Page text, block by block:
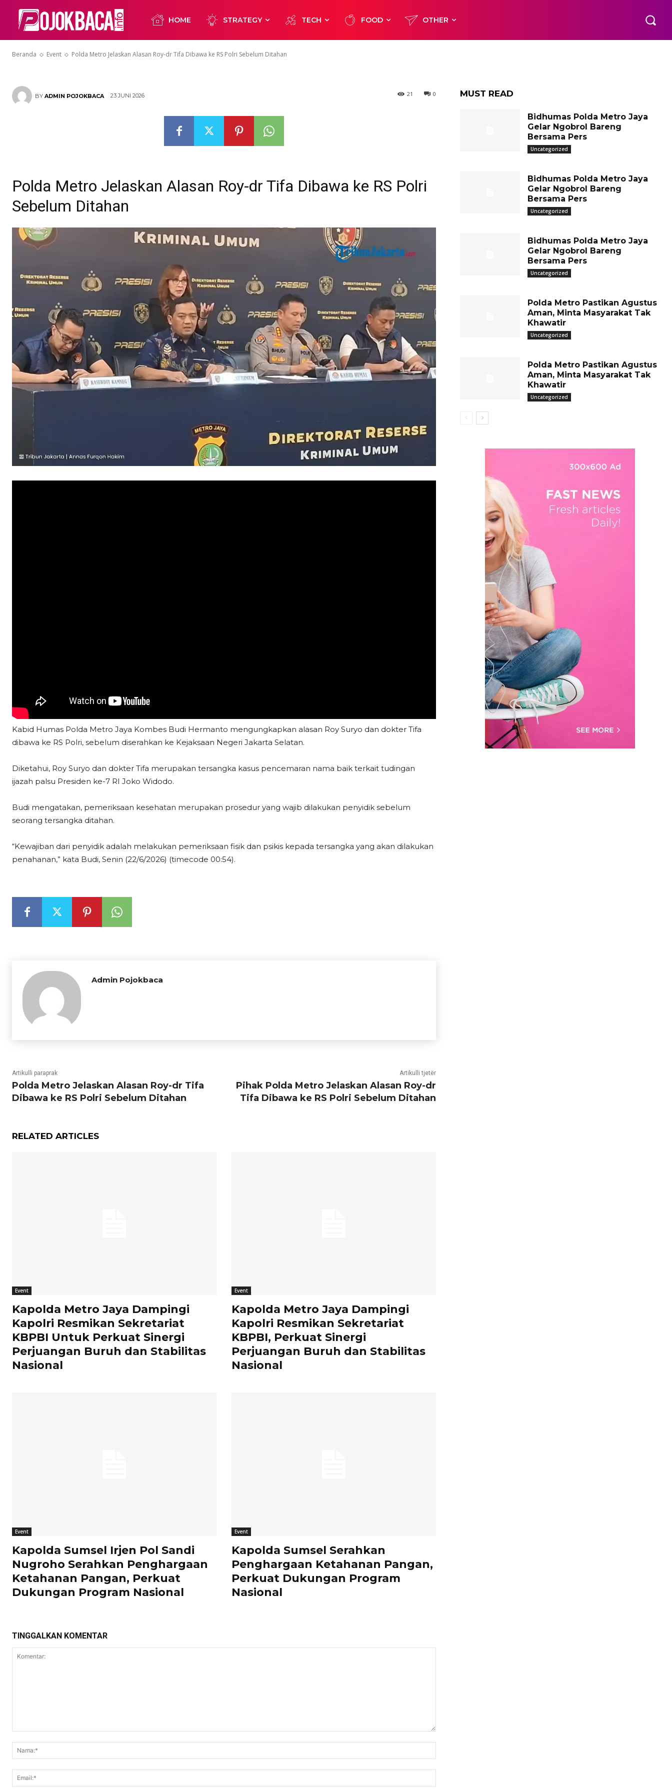
HOME STRATEGY TECH FOOD OTHER
Beranda Event Polda Metro Jelaskan Alasan Roy-dr Tifa Dibawa ke RS Polri Sebelum Ditahan
Sebelum Ditahan
BY ADMIN POJOKBACA 23 JUNI 2026 0
21
Polda Metro Jelaskan Alasan Roy-dr Tifa Dibawa ke RS Polri
Sebelum Ditahan
Kabid Humas Polda Metro Jaya Kombes Budi Hermanto mengungkapkan alasan Roy Suryo dan dokter Tifa
dibawa ke RS Polri, sebelum diserahkan ke Kejaksaan Negeri Jakarta Selatan.
Diketahui, Roy Suryo dan dokter Tifa merupakan tersangka kasus pencemaran nama baik terkait tudingan
ijazah palsu Presiden ke-7 RI Joko Widodo.
Budi mengatakan, pemeriksaan kesehatan merupakan prosedur yang wajib dilakukan penyidik sebelum
seorang tersangka ditahan.
“Kewajiban dari penyidik adalah melakukan pemeriksaan fisik dan psikis kepada tersangka yang akan dilakukan
penahanan,” kata Budi, Senin (22/6/2026) (timecode 00:54).
Admin Pojokbaca
Artikulli paraprak
Polda Metro Jelaskan Alasan Roy-dr Tifa
Dibawa ke RS Polri Sebelum Ditahan
Artikulli tjetër
Pihak Polda Metro Jelaskan Alasan Roy-dr
Tifa Dibawa ke RS Polri Sebelum Ditahan
RELATED ARTICLES
Event
Kapolda Metro Jaya Dampingi
Kapolri Resmikan Sekretariat
KBPBI Untuk Perkuat Sinergi
Perjuangan Buruh dan Stabilitas
Nasional
Event
Kapolda Metro Jaya Dampingi
Kapolri Resmikan Sekretariat
KBPBI, Perkuat Sinergi
Perjuangan Buruh dan Stabilitas
Nasional
Event
Kapolda Sumsel Irjen Pol Sandi
Nugroho Serahkan Penghargaan
Ketahanan Pangan, Perkuat
Dukungan Program Nasional
Event
Kapolda Sumsel Serahkan
Penghargaan Ketahanan Pangan,
Perkuat Dukungan Program
Nasional
TINGGALKAN KOMENTAR
MUST READ
Bidhumas Polda Metro Jaya
Gelar Ngobrol Bareng
Bersama Pers
Uncategorized
Bidhumas Polda Metro Jaya
Gelar Ngobrol Bareng
Bersama Pers
Uncategorized
Bidhumas Polda Metro Jaya
Gelar Ngobrol Bareng
Bersama Pers
Uncategorized
Polda Metro Pastikan Agustus
Aman, Minta Masyarakat Tak
Khawatir
Uncategorized
Polda Metro Pastikan Agustus
Aman, Minta Masyarakat Tak
Khawatir
Uncategorized